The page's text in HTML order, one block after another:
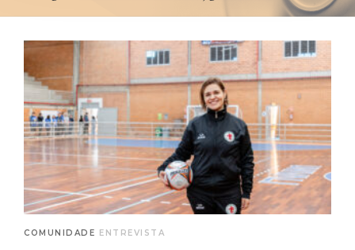
COMUNIDADE ENTREVISTA